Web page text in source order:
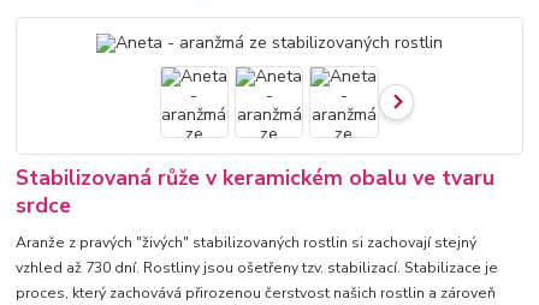
Stabilizovaná růže v keramickém obalu ve tvaru
srdce
Aranže z pravých "živých" stabilizovaných rostlin si zachovají stejný
vzhled až 730 dní. Rostliny jsou ošetřeny tzv. stabilizací. Stabilizace je
proces, který zachovává přirozenou čerstvost našich rostlin a zároveň